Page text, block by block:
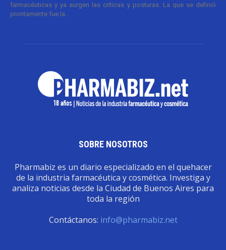
farmacéuticas y ya surgen las críticas y posturas. La que se definió
prontamente fue la...
SOBRE NOSOTROS
Pharmabiz es un diario especializado en el quehacer
de la industria farmacéutica y cosmética. Investiga y
analiza noticias desde la Ciudad de Buenos Aires para
toda la región
Contáctanos: info@pharmabiz.net